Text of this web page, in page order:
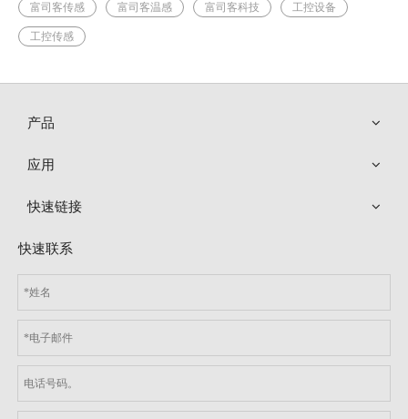
富司客传感 富司客温感 富司客科技 工控设备
工控传感
产品
应用
快速链接
快速联系